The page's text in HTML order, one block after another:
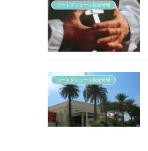
コートダジュール観光情報
コートダジュール観光情報